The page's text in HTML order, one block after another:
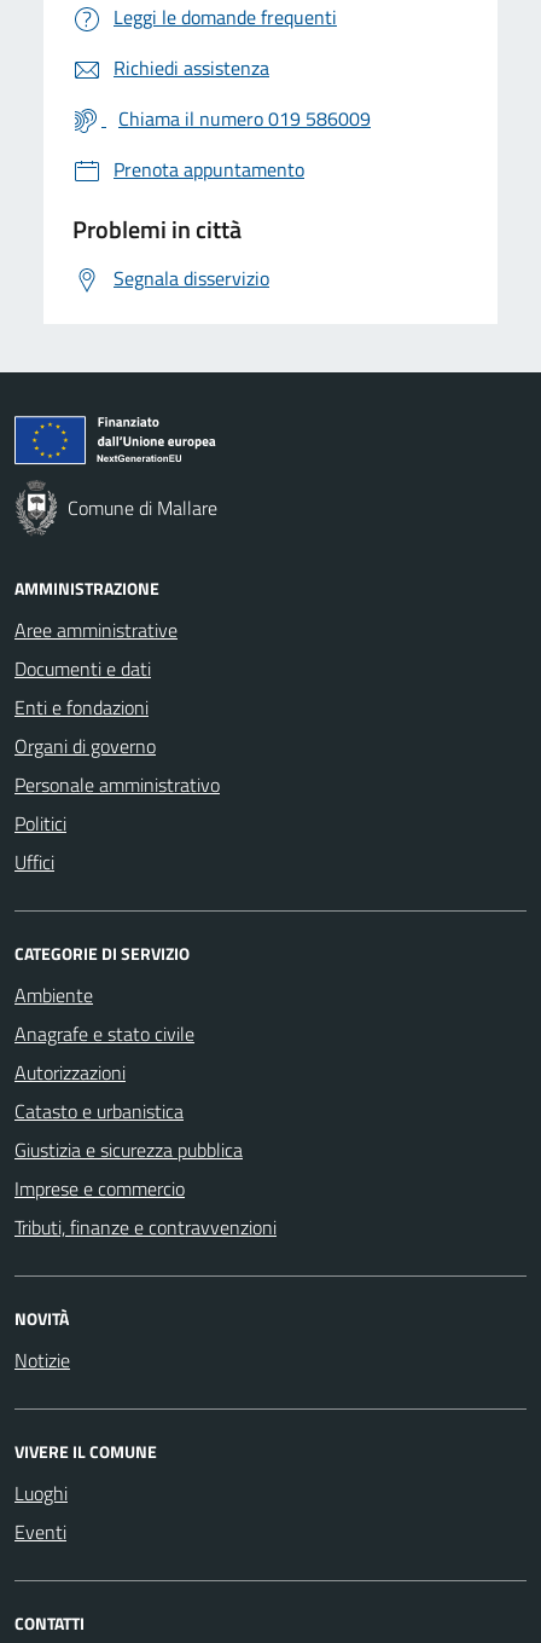
Leggi le domande frequenti
Richiedi assistenza
Chiama il numero 019 586009
Prenota appuntamento
Problemi in città
Segnala disservizio
Comune di Mallare
AMMINISTRAZIONE
Aree amministrative
Documenti e dati
Enti e fondazioni
Organi di governo
Personale amministrativo
Politici
Uffici
CATEGORIE DI SERVIZIO
Ambiente
Anagrafe e stato civile
Autorizzazioni
Catasto e urbanistica
Giustizia e sicurezza pubblica
Imprese e commercio
Tributi, finanze e contravvenzioni
NOVITÀ
Notizie
VIVERE IL COMUNE
Luoghi
Eventi
CONTATTI